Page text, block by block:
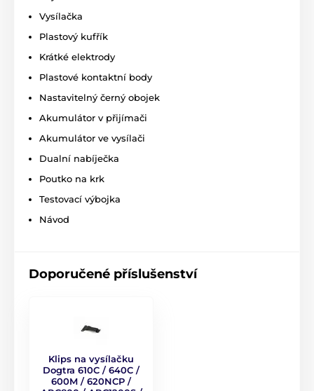
obojek vyrobený z plastu. Pejskovi nedělá
jeho nošení problém a dobře drží na krku.
Váha a rozměry
hloubku 3cm a její váha je 122 gramů.
Přijímač má šířku 5,8cm, výšku 3cm,
Technické specifikace se mohou změnit bez
Pro střední psy
Vysílačka
Plastový kufřík
Krátké elektrody
Plastové kontaktní body
Nastavitelný černý obojek
Akumulátor v přijímači
Akumulátor ve vysílači
Dualní nabíječka
Poutko na krk
Testovací výbojka
Návod
Doporučené příslušenství
Klips na vysílačku
Dogtra 610C / 640C /
600M / 620NCP /